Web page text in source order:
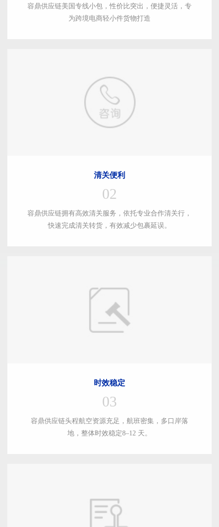
容鼎供应链美国专线小包，性价比突出，便捷灵活，专
为跨境电商轻小件货物打造
清关便利
02
容鼎供应链拥有高效清关服务，依托专业合作清关行，
快速完成清关转货，有效减少包裹延误。
时效稳定
03
容鼎供应链头程航空资源充足，航班密集，多口岸落
地，整体时效稳定8–12 天。